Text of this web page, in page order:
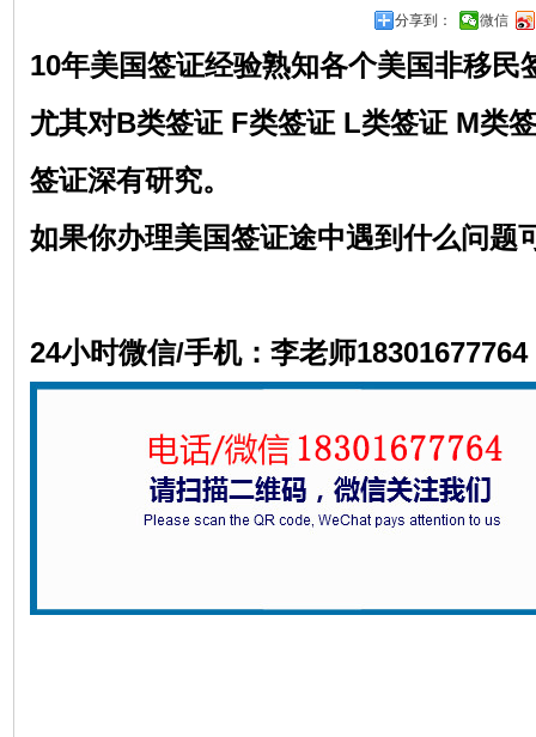
分享到： 微信
10年美国签证经验熟知各个美国非移民
尤其对B类签证 F类签证 L类签证 M类
签证深有研究。
如果你办理美国签证途中遇到什么问题
24小时微信/手机：李老师18301677764